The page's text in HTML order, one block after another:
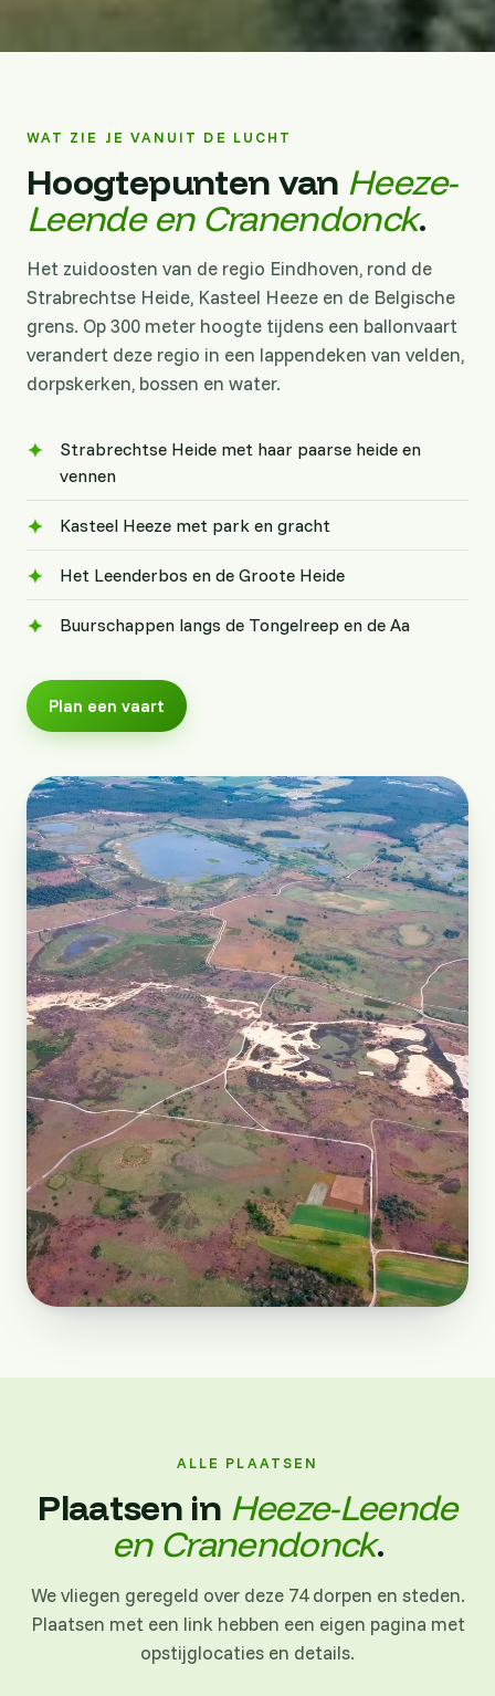
WAT ZIE JE VANUIT DE LUCHT
Hoogtepunten van Heeze-
Leende en Cranendonck.
Het zuidoosten van de regio Eindhoven, rond de
Strabrechtse Heide, Kasteel Heeze en de Belgische
grens. Op 300 meter hoogte tijdens een ballonvaart
verandert deze regio in een lappendeken van velden,
dorpskerken, bossen en water.
Strabrechtse Heide met haar paarse heide en
vennen
Kasteel Heeze met park en gracht
Het Leenderbos en de Groote Heide
Buurschappen langs de Tongelreep en de Aa
Plan een vaart
ALLE PLAATSEN
Plaatsen in Heeze-Leende
en Cranendonck.
We vliegen geregeld over deze 74 dorpen en steden.
Plaatsen met een link hebben een eigen pagina met
opstijglocaties en details.